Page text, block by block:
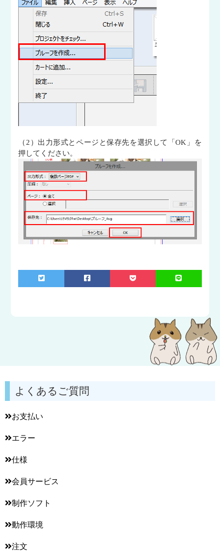
（2）出力形式とページと保存先を選択して「OK」を
押してください。
よくあるご質問
お支払い
エラー
仕様
会員サービス
制作ソフト
動作環境
注文